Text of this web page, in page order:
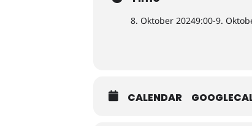
8. Oktober 20249:00-9.
CALENDAR